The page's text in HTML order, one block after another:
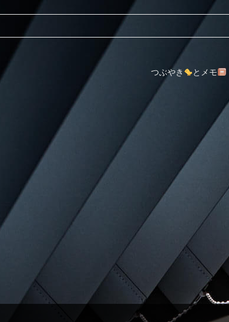
つぶやき とメモ